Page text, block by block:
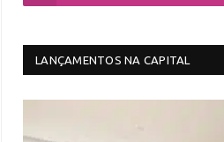
LANÇAMENTOS NA CAPITAL